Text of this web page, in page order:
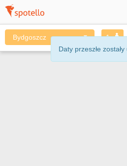
Bydgoszcz 1
Daty przeszłe